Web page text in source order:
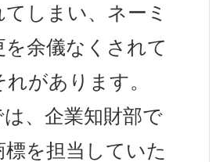
しまい、ネーミ
を余儀なくされて
があります。
、企業知財部で
標を担当していた